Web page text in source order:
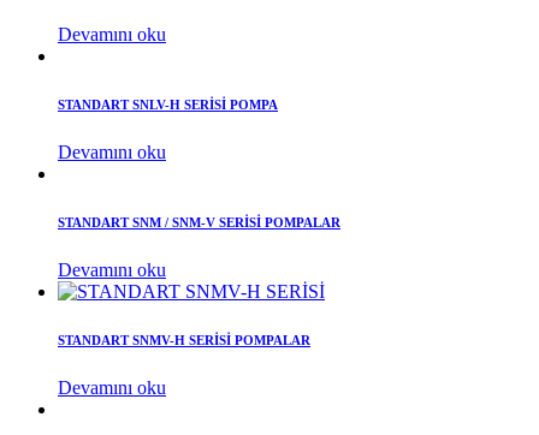
Devamını oku
STANDART SNLV-H SERİSİ POMPA
Devamını oku
STANDART SNM / SNM-V SERİSİ POMPALAR
Devamını oku
STANDART SNMV-H SERİSİ POMPALAR
Devamını oku